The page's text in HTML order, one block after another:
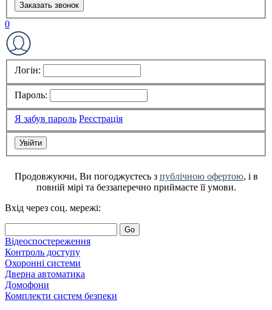
Заказать звонок
0
Логін:
Пароль:
Я забув пароль Реєстрація
Продовжуючи, Ви погоджуєтесь з публічною офертою, і в
повній мірі та беззаперечно приймаєте її умови.
Вхід через соц. мережі:
Go
Відеоспостереження
Контроль доступу
Охоронні системи
Дверна автоматика
Домофони
Комплекти систем безпеки